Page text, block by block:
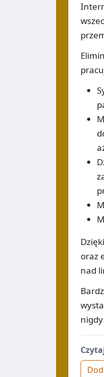
oraz
nad